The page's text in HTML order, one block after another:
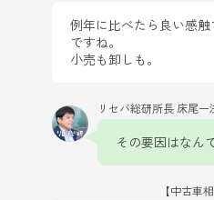
例年に比べたら良い感触
ですね。
小売も卸しも。
リセバ総研所長 床尾一
その要因はなん
【中古車